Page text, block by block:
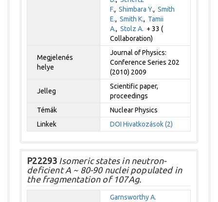
F.,Shimbara Y.,Smith
E.,Smith K., Tamii
A.,Stolz A. + 33 (
Collaboration)
Megjelenés
helye
Journal of Physics:
Conference Series 202
(2010) 2009
Jelleg
Scientific paper,
proceedings
Témák
Nuclear Physics
Linkek
DOI Hivatkozások (2)
P22293 Isomeric states in neutron-
deficient A ~ 80-90 nuclei populated in
the fragmentation of 107Ag.
Garnsworthy A.